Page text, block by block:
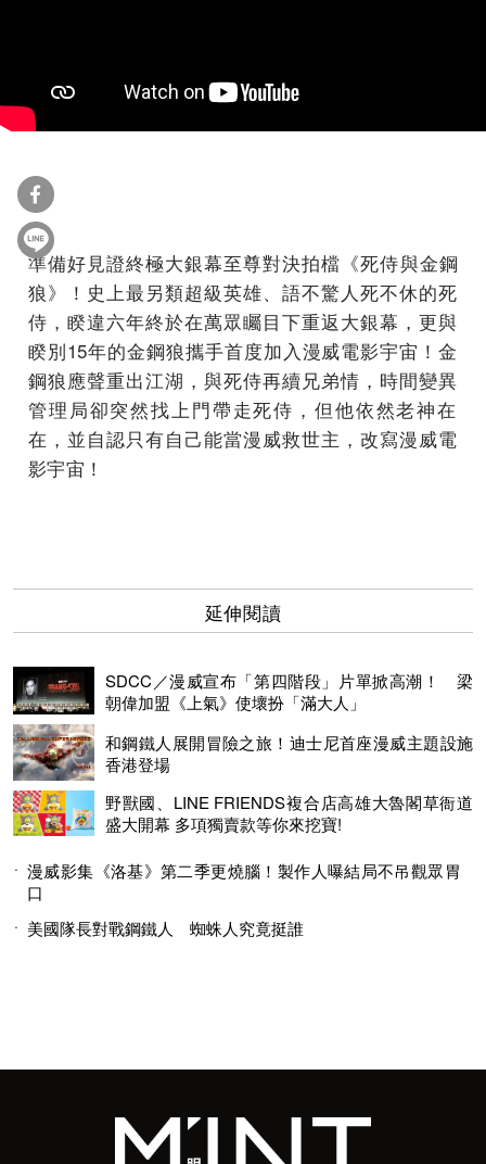
準備好見證終極大銀幕至尊對決拍檔《死侍與金鋼
狼》！ 史上最另類超級英雄、語不驚人死不休的死
侍， 睽違六年終於在萬眾矚目下重返大銀幕，更與
睽別15年的金鋼狼攜手首度加入漫威電影宇宙！金
鋼狼應聲重出江湖， 與死侍再續兄弟情，時間變異
管理局卻突然找上門帶走死侍， 但他依然老神在
在，並自認只有自己能當漫威救世主， 改寫漫威電
影宇宙！
延伸閱讀
SDCC／漫威宣布「第四階段」片單掀高潮！ 梁
朝偉加盟《上氣》使壞扮「滿大人」
和鋼鐵人展開冒險之旅！迪士尼首座漫威主題設施
香港登場
野獸國、LINE FRIENDS複合店高雄大魯閣草衙道
盛大開幕 多項獨賣款等你來挖寶!
漫威影集《洛基》第二季更燒腦！製作人曝結局不吊觀眾胃
口
美國隊長對戰鋼鐵人 蜘蛛人究竟挺誰